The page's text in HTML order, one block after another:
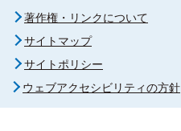
著作権・リンクについて
サイトマップ
サイトポリシー
ウェブアクセシビリティの方針